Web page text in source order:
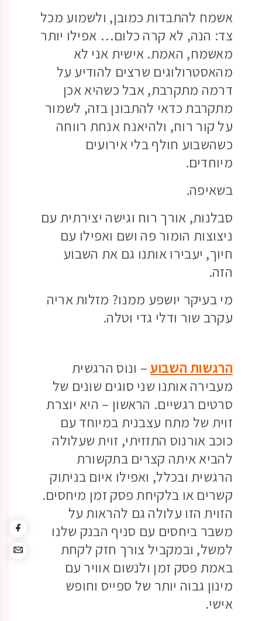
אשמח להתבדות כמובן, ולשמוע מכל
צד: הנה, לא קרה כלום… אפילו יותר
מאשמח, האמת. אישית אני לא
מהאסטרולוגים שרצים להודיע על
דרמה מתקרבת, אבל כשהיא אכן
מתקרבת כדאי להתבונן בזה, לשמור
על קור רוח, ולהיאנח אנחת רווחה
כשהשבוע חולף בלי אירועים
מיוחדים.
בשאיפה.
סבלנות, אורך רוח וגישה יצירתית עם
ניצוצות הומור פה ושם ואפילו עם
חיוך, יעבירו אותנו גם את השבוע
הזה.
מי בעיקר יושפע ממנו? מזלות אריה
עקרב שור ודלי גדי וטלה.
הרגשות השבוע– ונוס הרגשית
מעבירה אותנו שני סוגים שונים של
סרטים רגשיים. הראשון – היא יוצרת
זוית של מתח עצבנית במיוחד עם
כוכב אורנוס התזזיתי, זוית שעלולה
להביא איתה קצרים בתקשורת
הרגשית ובכלל, ואפילו איום בניתוק
קשרים או בלקיחת פסק זמן מיחסים.
הזוית הזו עלולה גם להראות על
משבר ביחסים עם סניף הבנק שלנו
למשל, ובמקביל צורך חזק לקחת
באמת פסק זמן ולנשום אוויר עם
מינון גבוה יותר של ספייס וחופש
אישי.